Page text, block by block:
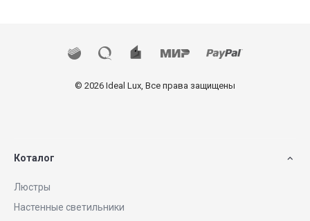
© 2026 Ideal Lux, Все права защищены
Коталог
Люстры
Настенные светильники